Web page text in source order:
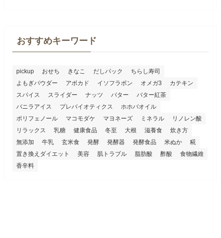
おすすめキーワード
pickup おせち きなこ だしパック
ちらし寿司
よもぎパウダー
アボカド イソフラボン オメガ3
カテキン
スパイス
スライダー ナッツ バター
バター紅茶
バニラアイス
プレバイオティクス
ホホバオイル
ポリフェノール
マコモダケ マヨネーズ ミネラル
リノレン酸
リラックス
乳糖 健康食品 冬至 大根 滋養食
炊き方
無添加
牛乳 玄米食 発酵 発酵器 発酵食品 米ぬか
糀
置き換えダイエット
美容 肌トラブル 脂肪酸 酢酸
食物繊維
香辛料